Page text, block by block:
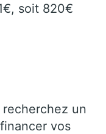
soit 820€
recherchez un
vos